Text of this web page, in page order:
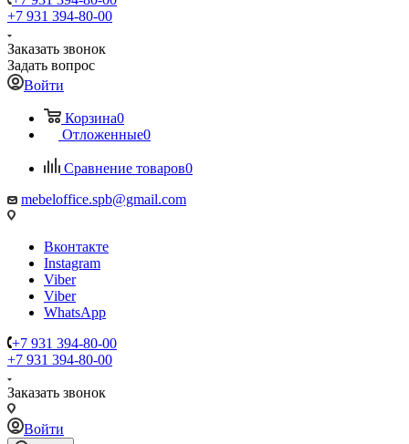
+7 931 394-80-00
Заказать звонок
Задать вопрос
Войти
Корзина0
Отложенные0
Сравнение товаров0
mebeloffice.spb@gmail.com
Вконтакте
Instagram
Viber
Viber
WhatsApp
+7 931 394-80-00
+7 931 394-80-00
Заказать звонок
Войти